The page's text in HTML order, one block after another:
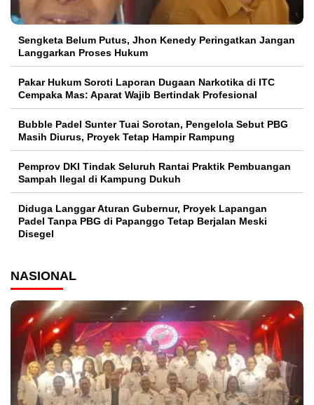
Sengketa Belum Putus, Jhon Kenedy Peringatkan Jangan
Langgarkan Proses Hukum
Pakar Hukum Soroti Laporan Dugaan Narkotika di ITC
Cempaka Mas: Aparat Wajib Bertindak Profesional
Bubble Padel Sunter Tuai Sorotan, Pengelola Sebut PBG
Masih Diurus, Proyek Tetap Hampir Rampung
Pemprov DKI Tindak Seluruh Rantai Praktik Pembuangan
Sampah Ilegal di Kampung Dukuh
Diduga Langgar Aturan Gubernur, Proyek Lapangan
Padel Tanpa PBG di Papanggo Tetap Berjalan Meski
Disegel
NASIONAL